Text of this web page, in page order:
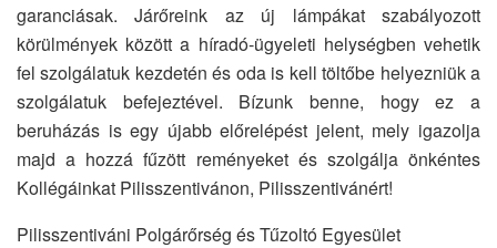
garanciásak. Járőreink az új lámpákat szabályozott
körülmények között a híradó-ügyeleti helységben vehetik
fel szolgálatuk kezdetén és oda is kell töltőbe helyezniük a
szolgálatuk befejeztével. Bízunk benne, hogy ez a
beruházás is egy újabb előrelépést jelent, mely igazolja
majd a hozzá fűzött reményeket és szolgálja önkéntes
Kollégáinkat Pilisszentivánon, Pilisszentivánért!
Pilisszentiváni Polgárőrség és Tűzoltó Egyesület